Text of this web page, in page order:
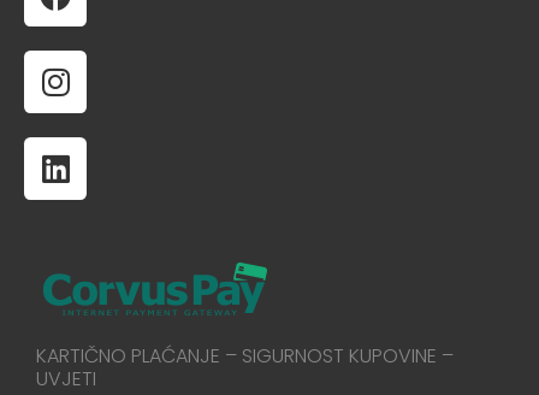
KARTIČNO PLAĆANJE – SIGURNOST KUPOVINE –
UVJETI